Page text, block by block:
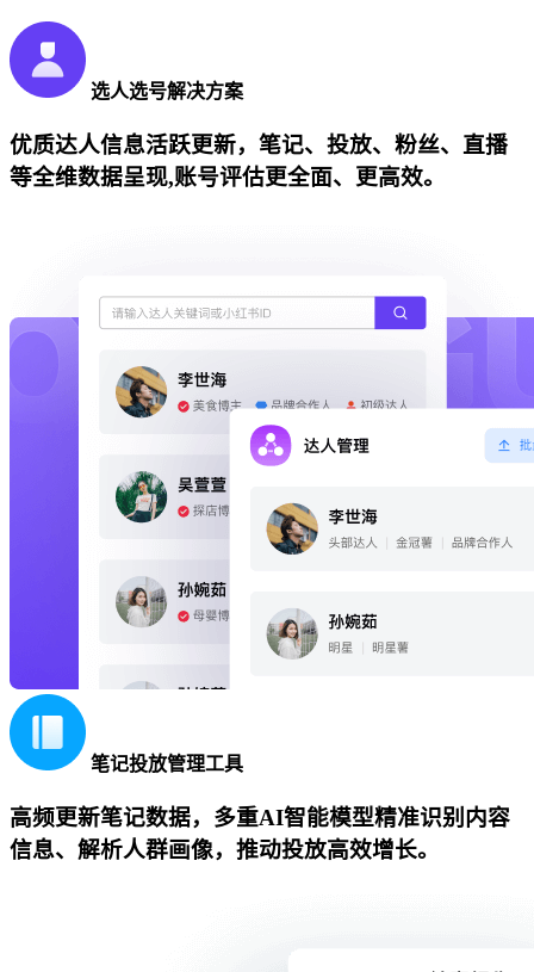
选人选号解决方案
优质达人信息活跃更新，笔记、投放、粉丝、直播
等全维数据呈现,账号评估更全面、更高效。
笔记投放管理工具
高频更新笔记数据，多重AI智能模型精准识别内容
信息、解析人群画像，推动投放高效增长。